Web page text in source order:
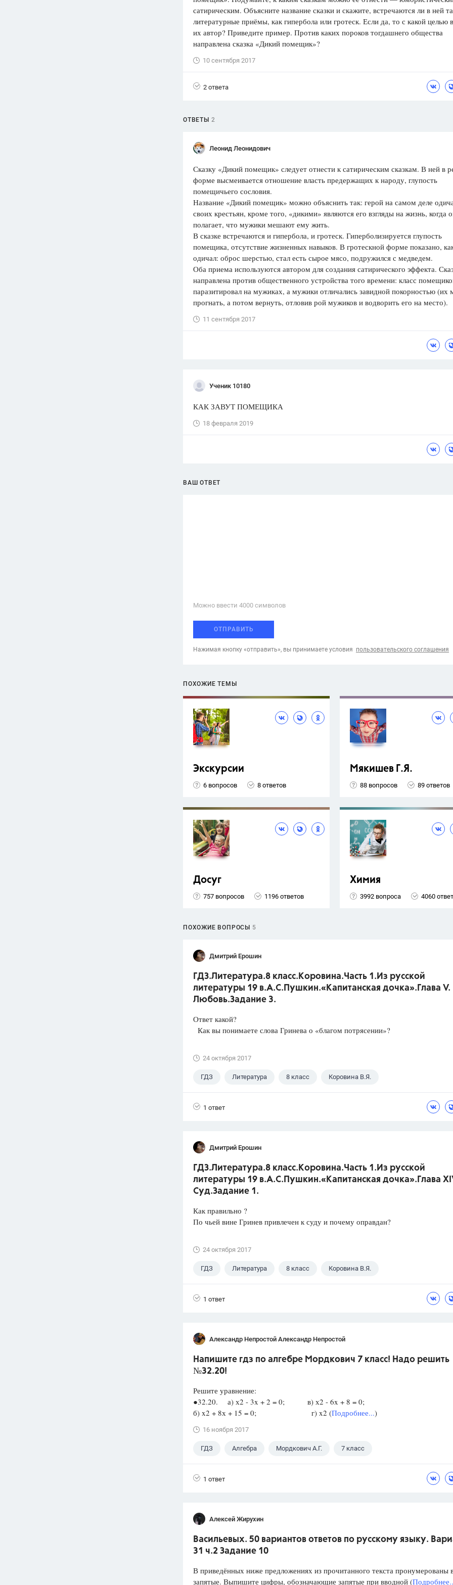
1752 ответа
Олимпиады
1551 ответ
Цветков Л. А.
Психология
сатирическим. Объясните название сказки и скажите, встречаются ли в ней
литературные приёмы, как гипербола или гротеск. Если да, то с какой целью
их автор? Приведите пример. Против каких пороков тогдашнего общества
направлена сказка «Дикий помещик»?
10 сентября 2017
2 ответа
ОТВЕТЫ 2
Леонид Леонидович
Сказку «Дикий помещик» следует отнести к сатирическим сказкам. В ней в
форме высмеивается отношение власть предержащих к народу, глупость
помещичьего сословия.
Название «Дикий помещик» можно объяснить так: герой на самом деле
своих крестьян, кроме того, «дикими» являются его взгляды на жизнь, когда
полагает, что мужики мешают ему жить.
В сказке встречаются и гипербола, и гротеск. Гиперболизируется глупость
помещика, отсутствие жизненных навыков. В гротескной форме показано,
одичал: оброс шерстью, стал есть сырое мясо, подружился с медведем.
Оба приема используются автором для создания сатирического эффекта.
направлена против общественного устройства того времени: класс
паразитировал на мужиках, а мужики отличались завидной покорностью (их
прогнать, а потом вернуть, отловив рой мужиков и водворить его на место).
11 сентября 2017
Ученик 10180
КАК ЗАВУТ ПОМЕЩИКА
18 февраля 2019
ВАШ ОТВЕТ
Можно ввести 4000 cимволов
ОТПРАВИТЬ
Нажимая кнопку «отправить», вы принимаете условия пользовательского соглашения
ПОХОЖИЕ ТЕМЫ
Экскурсии
6 вопросов 8 ответов
Мякишев Г.Я.
88 вопросов 89 ответов
Досуг
757 вопросов 1196 ответов
Химия
3992 вопроса 4060
ПОХОЖИЕ ВОПРОСЫ 5
Дмитрий Ерошин
ГДЗ.Литература.8 класс.Коровина.Часть 1.Из русской
литературы 19 в.А.С.Пушкин.«Капитанская дочка».Глава V.
Любовь.Задание 3.
Ответ какой?
Как вы понимаете слова Гринева о «благом потрясении»?
24 октября 2017
ГДЗ Литература 8 класс Коровина В.Я.
1 ответ
Дмитрий Ерошин
ГДЗ.Литература.8 класс.Коровина.Часть 1.Из русской
литературы 19 в.А.С.Пушкин.«Капитанская дочка».Глава
Суд.Задание 1.
Как правильно ?
По чьей вине Гринев привлечен к суду и почему оправдан?
24 октября 2017
ГДЗ Литература 8 класс Коровина В.Я.
1 ответ
Александр Непростой Александр Непростой
Напишите гдз по алгебре Мордкович 7 класс! Надо решить
№32.20!
Решите уравнение:
●32.20. а) х2 - 3x + 2 = 0; в) х2 - 6x + 8 = 0;
б) x2 + 8х + 15 = 0; г) x2 (Подробнее...)
16 ноября 2017
ГДЗ Алгебра Мордкович А.Г. 7 класс
1 ответ
Алексей Жирухин
Васильевых. 50 вариантов ответов по русскому языку.
31 ч.2 Задание 10
В приведённых ниже предложениях из прочитанного текста пронумерованы
запятые. Выпишите цифры, обозначающие запятые при вводной (